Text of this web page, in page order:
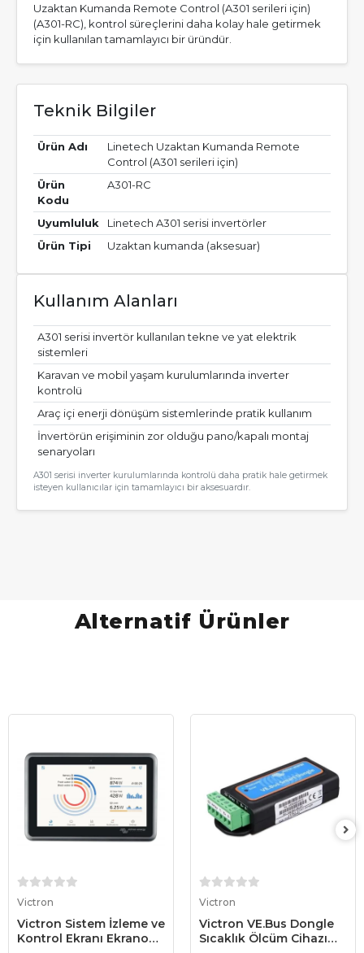
Uzaktan Kumanda Remote Control (A301 serileri için)
(A301-RC), kontrol süreçlerini daha kolay hale getirmek
için kullanılan tamamlayıcı bir üründür.
Teknik Bilgiler
Ürün Adı
Linetech Uzaktan Kumanda Remote
Control (A301 serileri için)
Ürün
Kodu
A301-RC
Uyumluluk
Linetech A301 serisi invertörler
Ürün Tipi
Uzaktan kumanda (aksesuar)
Kullanım Alanları
A301 serisi invertör kullanılan tekne ve yat elektrik
sistemleri
Karavan ve mobil yaşam kurulumlarında inverter
kontrolü
Araç içi enerji dönüşüm sistemlerinde pratik kullanım
İnvertörün erişiminin zor olduğu pano/kapalı montaj
senaryoları
A301 serisi inverter kurulumlarında kontrolü daha pratik hale getirmek
isteyen kullanıcılar için tamamlayıcı bir aksesuardır.
Alternatif Ürünler
Victron
Victron Sistem İzleme ve
Kontrol Ekranı Ekrano
Victron
Victron VE.Bus Dongle
Sıcaklık Ölçüm Cihazı